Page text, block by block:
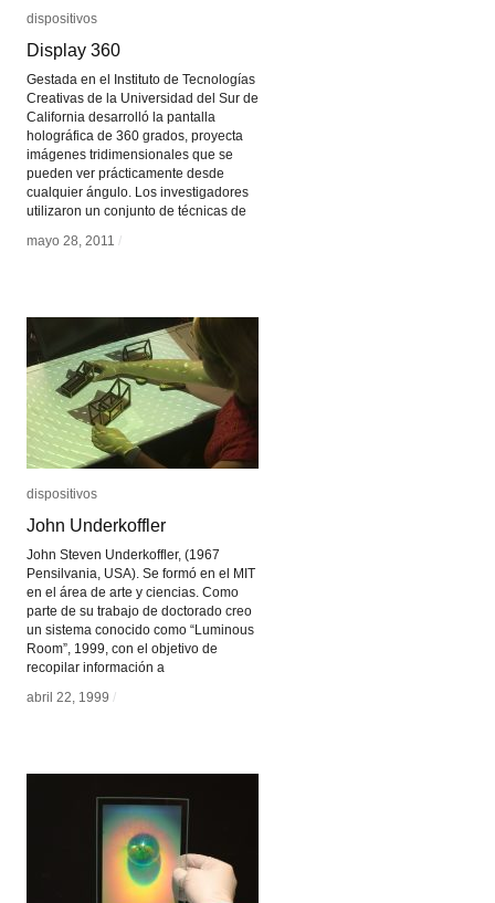
dispositivos
Display 360
Gestada en el Instituto de Tecnologías
Creativas de la Universidad del Sur de
California desarrolló la pantalla
holográfica de 360 grados, proyecta
imágenes tridimensionales que se
pueden ver prácticamente desde
cualquier ángulo. Los investigadores
utilizaron un conjunto de técnicas de
mayo 28, 2011 /
dispositivos
Display 360
mayo 28, 2011 /
dispositivos
John Underkoffler
John Steven Underkoffler, (1967
Pensilvania, USA). Se formó en el MIT
en el área de arte y ciencias. Como
parte de su trabajo de doctorado creo
un sistema conocido como “Luminous
Room”, 1999, con el objetivo de
recopilar información a
abril 22, 1999 /
dispositivos
John Underkoffler
abril 22, 1999 /